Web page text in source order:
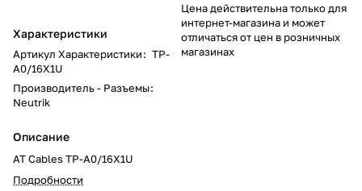
Характеристики
Артикул Характеристики: TP-
A0/16X1U
Производитель - Разъемы:
Neutrik
Описание
AT Cables TP-A0/16X1U
Подробности
Цена действительна только для
интернет-магазина и может
отличаться от цен в розничных
магазинах